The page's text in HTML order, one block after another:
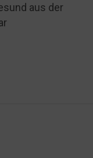
aus der